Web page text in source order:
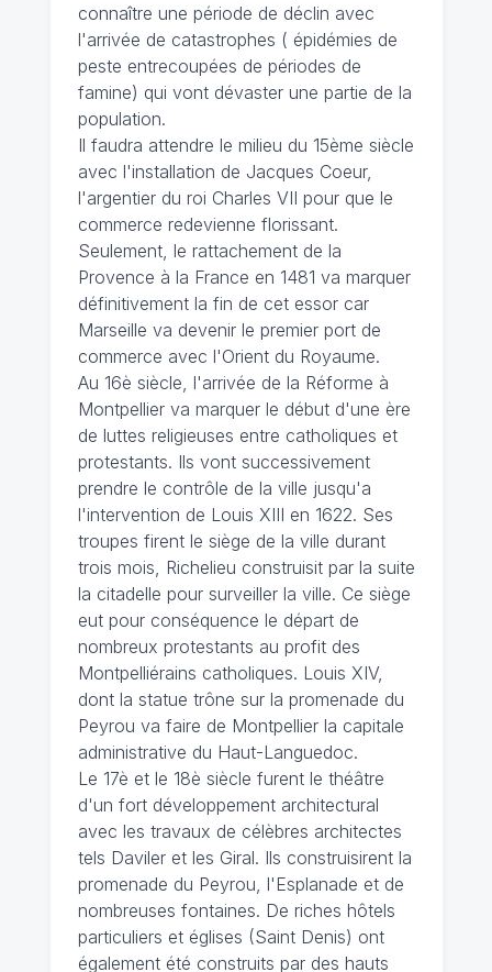
connaître une période de déclin avec
l'arrivée de catastrophes ( épidémies de
peste entrecoupées de périodes de
famine) qui vont dévaster une partie de la
population.
Il faudra attendre le milieu du 15ème siècle
avec l'installation de Jacques Coeur,
l'argentier du roi Charles VII pour que le
commerce redevienne florissant.
Seulement, le rattachement de la
Provence à la France en 1481 va marquer
définitivement la fin de cet essor car
Marseille va devenir le premier port de
commerce avec l'Orient du Royaume.
Au 16è siècle, l'arrivée de la Réforme à
Montpellier va marquer le début d'une ère
de luttes religieuses entre catholiques et
protestants. Ils vont successivement
prendre le contrôle de la ville jusqu'a
l'intervention de Louis XIII en 1622. Ses
troupes firent le siège de la ville durant
trois mois, Richelieu construisit par la suite
la citadelle pour surveiller la ville. Ce siège
eut pour conséquence le départ de
nombreux protestants au profit des
Montpelliérains catholiques. Louis XIV,
dont la statue trône sur la promenade du
Peyrou va faire de Montpellier la capitale
administrative du Haut-Languedoc.
Le 17è et le 18è siècle furent le théâtre
d'un fort développement architectural
avec les travaux de célèbres architectes
tels Daviler et les Giral. Ils construisirent la
promenade du Peyrou, l'Esplanade et de
nombreuses fontaines. De riches hôtels
particuliers et églises (Saint Denis) ont
également été construits par des hauts